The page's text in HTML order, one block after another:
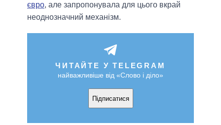
євро, але запропонувала для цього вкрай
неоднозначний механізм.
ЧИТАЙТЕ У TELEGRAM
найважливіше від «Слово і діло»
Підписатися